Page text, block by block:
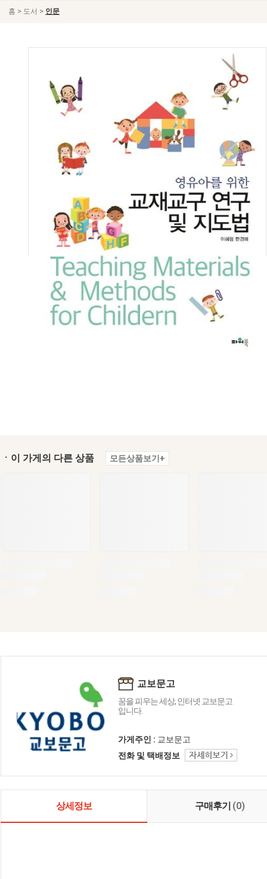
홈 > 도서 > 인문
ㆍ이 가게의 다른 상품 모든상품보기+
교보문고
꿈을 피우는 세상, 인터넷 교보문고
입니다.
가게주인 : 교보문고
전화 및 택배정보
상세정보 구매후기 (0)